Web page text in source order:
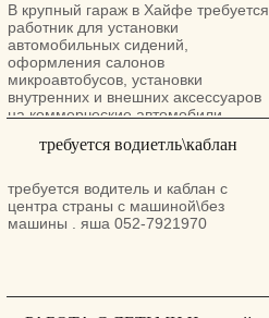
В крупный гараж в Хайфе требуется
работник для установки
автомобильных сидений,
оформления салонов
микроавтобусов, установки
внутренних и внешних аксессуаров
на коммерческие автомобили .
и базовые столярно-слесарные
Офис: 04-8557387
требуется водиетль\каблан
требуется водитель и каблан с
центра страны с машиной\без
машины . яша 052-7921970